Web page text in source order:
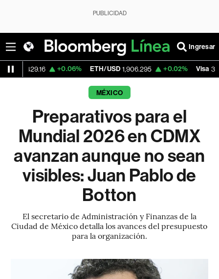
PUBLICIDAD
Ingresar
+0.06% ETH/USD 1,906.295 +0.02% Visa 370.47
MÉXICO
Preparativos para el
Mundial 2026 en CDMX
avanzan aunque no sean
visibles: Juan Pablo de
Botton
El secretario de Administración y Finanzas de la
Ciudad de México detalla los avances del presupuesto
para la organización.